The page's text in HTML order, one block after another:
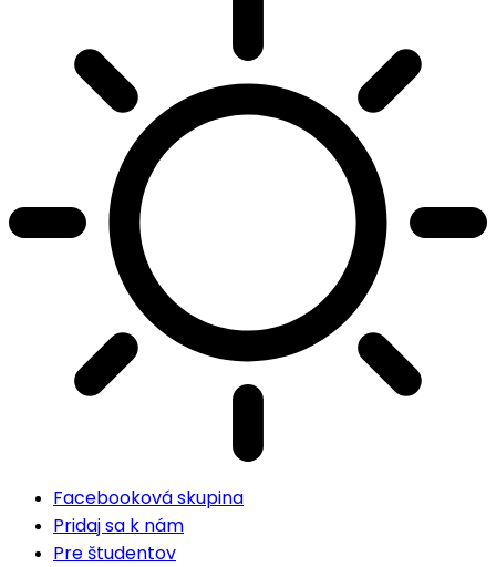
Facebooková skupina
Pridaj sa k nám
Pre študentov